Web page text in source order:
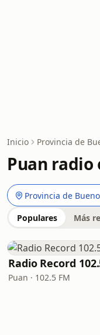
Inicio Provincia de
Puan
Provincia de
Populares Más
Radio Record
Puan · 102.5 FM